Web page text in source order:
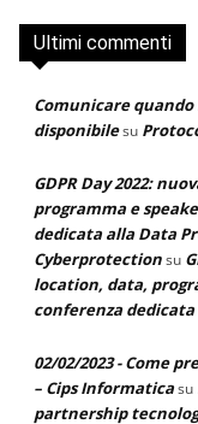
Ultimi commenti
Comunicare
disponibilesu
GDPR Day 2022:
programma e
dedicata alla Data
Cyberprotectionsu
location, data,
conferenza
02/02/2023 - Come
– Cips Informaticasu
partnership